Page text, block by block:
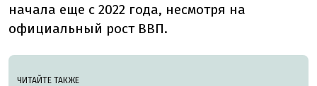
начала еще с 2022 года, несмотря на
официальный рост ВВП.
ЧИТАЙТЕ ТАКЖЕ